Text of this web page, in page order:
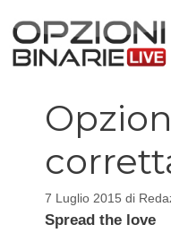
contenuto
7 Luglio 2015 di
Spread the love